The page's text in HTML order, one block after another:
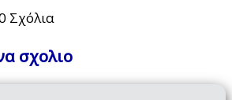
Σχόλια
σχολιο